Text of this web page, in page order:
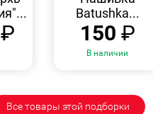
₽
Batushka...
150 ₽
В наличии
Все товары этой подборки